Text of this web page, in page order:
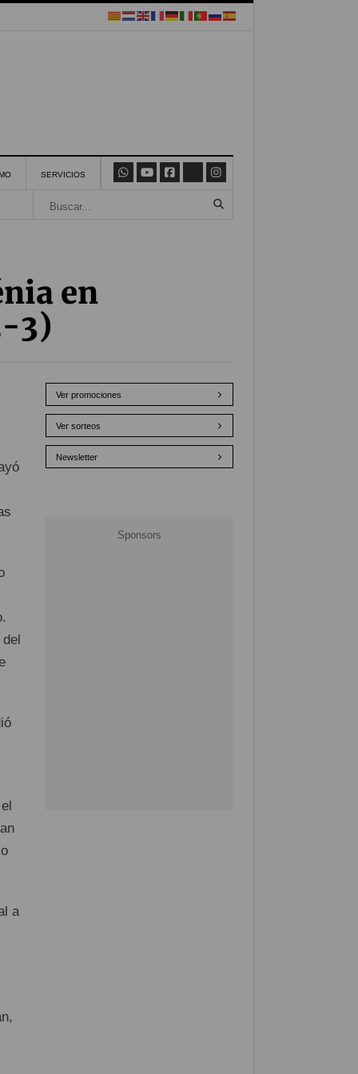
SERVICIOS
en
3)
a
Ver promociones
Ver sorteos
Newsletter